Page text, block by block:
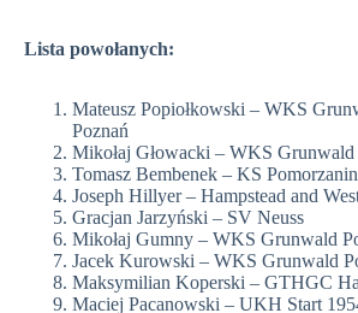
Lista powołanych:
Mateusz Popiołkowski – WKS
Poznań
Mikołaj Głowacki – WKS Grunwald
Tomasz Bembenek – KS
Joseph Hillyer – Hampstead and
Gracjan Jarzyński – SV Neuss
Mikołaj Gumny – WKS Grunwald
Jacek Kurowski – WKS Grunwald
Maksymilian Koperski – GTHGC
Maciej Pacanowski – UKH Start